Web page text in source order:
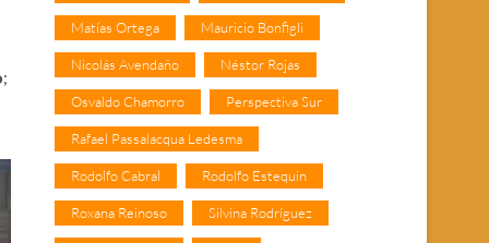
;
Matías Ortega Mauricio Bonfigli
Nicolás Avendaño Néstor Rojas
Osvaldo Chamorro Perspectiva Sur
Rafael Passalacqua Ledesma
Rodolfo Cabral Rodolfo Estequin
Roxana Reinoso Silvina Rodríguez